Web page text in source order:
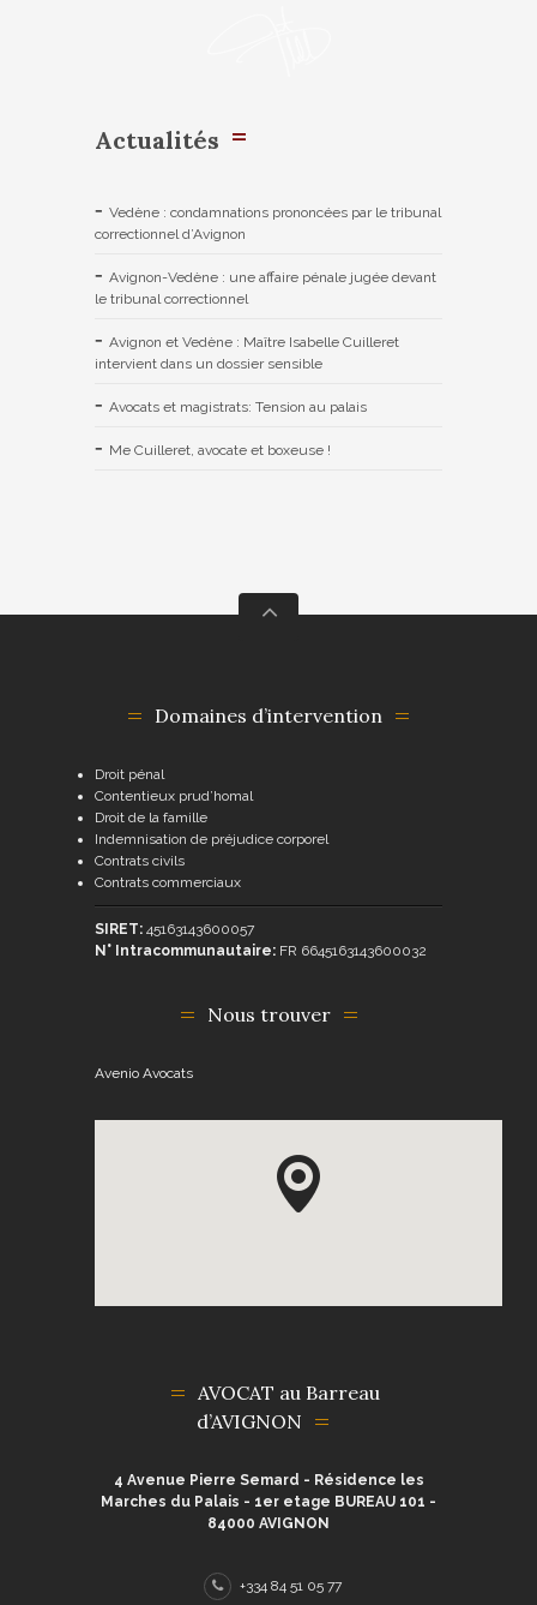
Actualités
Vedène : condamnations prononcées par le tribunal
correctionnel d’Avignon
Avignon-Vedène : une affaire pénale jugée devant
le tribunal correctionnel
Avignon et Vedène : Maître Isabelle Cuilleret
intervient dans un dossier sensible
Avocats et magistrats: Tension au palais
Me Cuilleret, avocate et boxeuse !
Domaines d’intervention
Droit pénal
Contentieux prud’homal
Droit de la famille
Indemnisation de préjudice corporel
Contrats civils
Contrats commerciaux
SIRET: 45163143600057
N° Intracommunautaire: FR 6645163143600032
Nous trouver
Avenio Avocats
AVOCAT au Barreau
d’AVIGNON
4 Avenue Pierre Semard - Résidence les
Marches du Palais - 1er etage BUREAU 101 -
84000 AVIGNON
+334 84 51 05 77